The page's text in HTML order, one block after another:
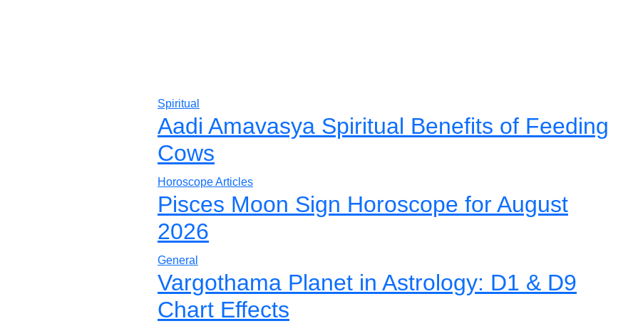
Spiritual
Aadi Amavasya Spiritual Benefits of Feeding
Cows
Horoscope Articles
Pisces Moon Sign Horoscope for August
2026
General
Vargothama Planet in Astrology: D1 & D9
Chart Effects